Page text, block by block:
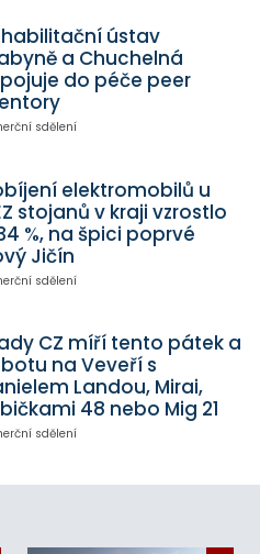
ústav
a Chuchelná
do péče peer
sdělení
elektromobilů u
stojanů v kraji vzrostlo
%, na špici poprvé
Jičín
sdělení
CZ míří tento pátek a
na Veveří s
Landou, Mirai,
48 nebo Mig 21
sdělení